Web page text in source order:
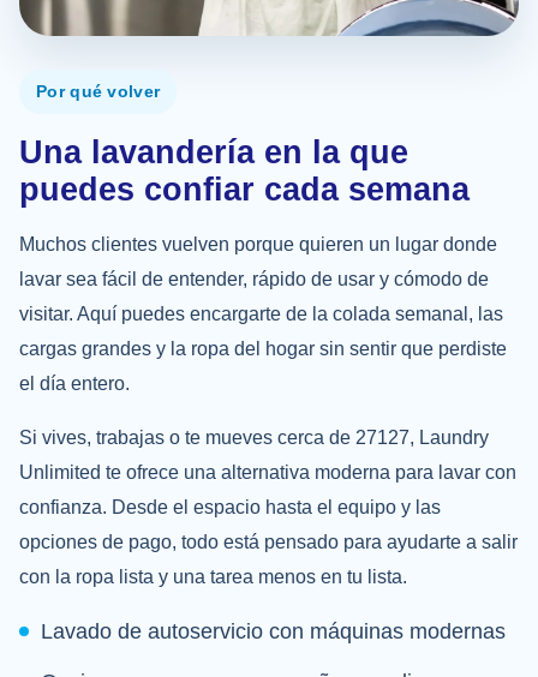
Por qué volver
Una lavandería en la que
puedes confiar cada semana
Muchos clientes vuelven porque quieren un lugar donde
lavar sea fácil de entender, rápido de usar y cómodo de
visitar. Aquí puedes encargarte de la colada semanal, las
cargas grandes y la ropa del hogar sin sentir que perdiste
el día entero.
Si vives, trabajas o te mueves cerca de 27127, Laundry
Unlimited te ofrece una alternativa moderna para lavar con
confianza. Desde el espacio hasta el equipo y las
opciones de pago, todo está pensado para ayudarte a salir
con la ropa lista y una tarea menos en tu lista.
Lavado de autoservicio con máquinas modernas